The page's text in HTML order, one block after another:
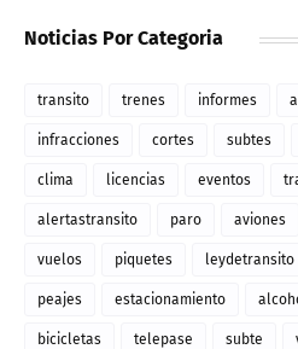
Noticias Por Categoria
transito trenes informes
infracciones cortes subtes
clima licencias eventos
alertastransito paro aviones
vuelos piquetes leydetransito
peajes estacionamiento
bicicletas telepase subte